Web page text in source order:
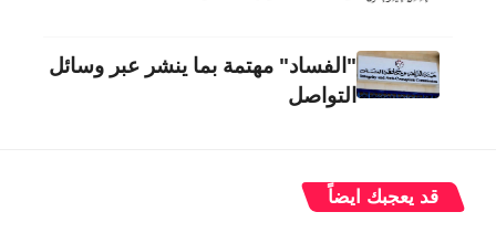
"الفساد" مهتمة بما ينشر عبر وسائل
التواصل
قد يعجبك ايضاً